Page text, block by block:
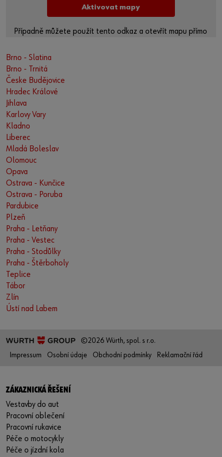
Aktivovat mapy
Případně můžete použít tento odkaz a otevřít mapu přímo
https://www.google.de/maps/?
q=50.37941747636257,14.897874446030649
Brno - Slatina
Brno - Trnitá
Česke Budějovice
Hradec Králové
Jihlava
Karlovy Vary
Kladno
Liberec
Mladá Boleslav
Olomouc
Opava
Ostrava - Kunčice
Ostrava - Poruba
Pardubice
Plzeň
Praha - Letňany
Praha - Vestec
Praha - Stodůlky
Praha - Štěrboholy
Teplice
Tábor
Zlín
Ústí nad Labem
©2026 Würth, spol. s r.o.
Impressum
Osobní údaje Obchodní podmínky Reklamační řád
ZÁKAZNICKÁ ŘEŠENÍ
Vestavby do aut
Pracovní oblečení
Pracovní rukavice
Péče o motocykly
Péče o jízdní kola